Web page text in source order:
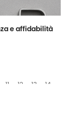
e affidabilità
11 12 13
14